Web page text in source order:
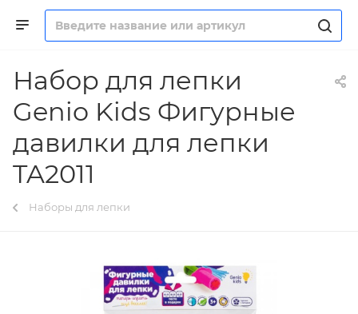
Набор для лепки
Genio Kids Фигурные
давилки для лепки
TA2011
Наборы для лепки